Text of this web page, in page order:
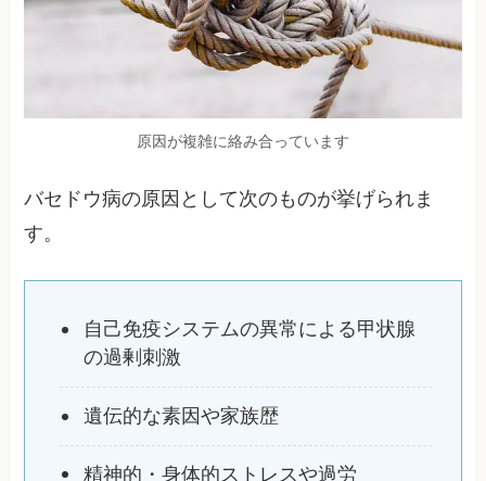
原因が複雑に絡み合っています
バセドウ病の原因として次のものが挙げられま
す。
自己免疫システムの異常による甲状腺
の過剰刺激
遺伝的な素因や家族歴
精神的・身体的ストレスや過労